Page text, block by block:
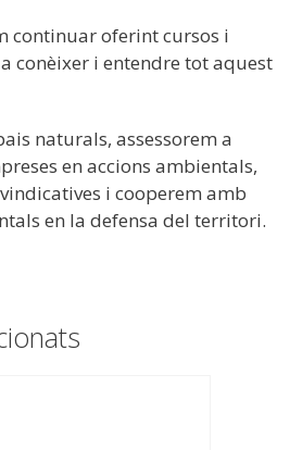
continuar oferint cursos i
conèixer i entendre tot aquest
naturals, assessorem a
en accions ambientals,
i cooperem amb
en la defensa del territori.